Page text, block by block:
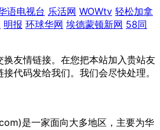
语电视台 乐活网 WOWtv 轻松加拿
明报 环球华网 埃德蒙顿新网 58同
换友情链接。在您把本站加入贵站友
代码发给我们。我们会尽快处理。
是一家面向大多地区，主要为华